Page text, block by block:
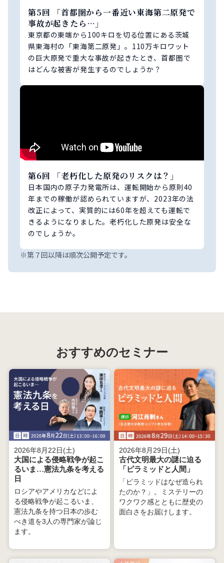
第5回 「首都圏から一番近い東海第二原発で
事故が起きたら…」
東京都の東端から100キロを切る位置にある茨城
県東海村の「東海第二原発」。110万キロワット
の巨大原発で重大な事故が起きたとき、首都圏で
はどんな被害が発生するのでしょうか？
第6回 「老朽化した原発のリスクは？」
日本国内の原子力発電所は、運転開始から原則40
年までの稼働が認められていますが、2023年の法
改正によって、実質的には60年を超えても運転で
きるようになりました。老朽化した原発は安全な
のでしょうか。
※第７回以降は順次公開予定です。
おすすめのセミナー
2026年8月22日(土)
大国による侵略戦争が起こ
るいま…憲法九条を考える
日
ロシアやアメリカなどによ
る侵略戦争が起こるいま、
憲法九条を持つ日本の歩む
べき道を3人の専門家が論じ
ます。
2026年8月29日(土)
古代文明最大の謎に迫る
「ピラミッドと人間」
「ピラミッドはなぜ造られ
たのか？」。ミステリーの
ワクワク感とともに歴史の
面白さをお届けします。